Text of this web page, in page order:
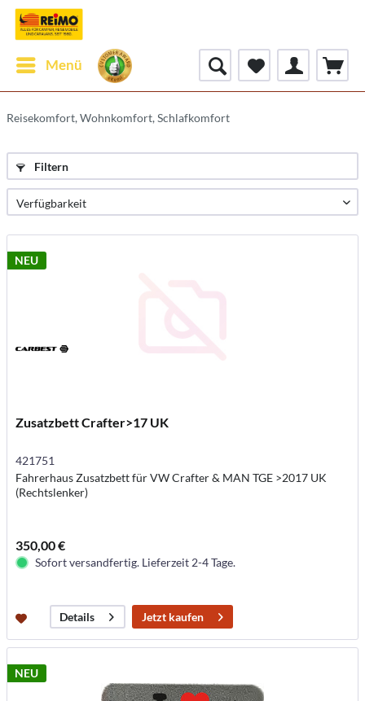
Menü
Reisekomfort, Wohnkomfort, Schlafkomfort
Filtern
NEU
Zusatzbett Crafter>17 UK
421751
Fahrerhaus Zusatzbett für VW Crafter & MAN TGE >2017 UK
(Rechtslenker)
350,00 €
Sofort versandfertig. Lieferzeit 2-4 Tage.
Details Jetzt kaufen
NEU